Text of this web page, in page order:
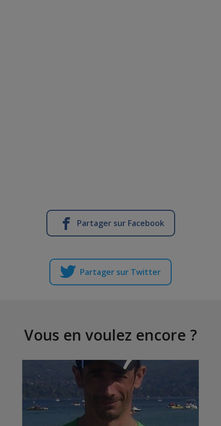
Partager sur Facebook
Partager sur Twitter
Vous en voulez encore ?